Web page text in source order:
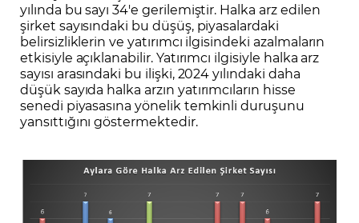
yılında bu sayı 34'e gerilemiştir. Halka arz edilen
şirket sayısındaki bu düşüş, piyasalardaki
belirsizliklerin ve yatırımcı ilgisindeki azalmaların
etkisiyle açıklanabilir. Yatırımcı ilgisiyle halka arz
sayısı arasındaki bu ilişki, 2024 yılındaki daha
düşük sayıda halka arzın yatırımcıların hisse
senedi piyasasına yönelik temkinli duruşunu
yansıttığını göstermektedir.